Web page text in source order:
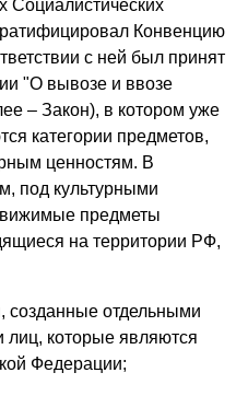
Социалистических
Конвенцию
с ней был принят
"О вывозе и ввозе
– Закон), в котором уже
категории предметов,
ценностям. В
под культурными
предметы
на территории РФ,
созданные отдельными
лиц, которые являются
Федерации;